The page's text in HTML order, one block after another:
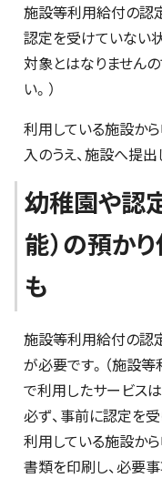
施設等利用給付の認
認定を受けていない
対象とはなりません
い。）
利用している施設か
入のうえ、施設へ提出
幼稚園や認
能）の預か
も
施設等利用給付の認
が必要です。（施設
で利用したサービス
必ず、事前に認定を受
利用している施設か
書類を印刷し、必要